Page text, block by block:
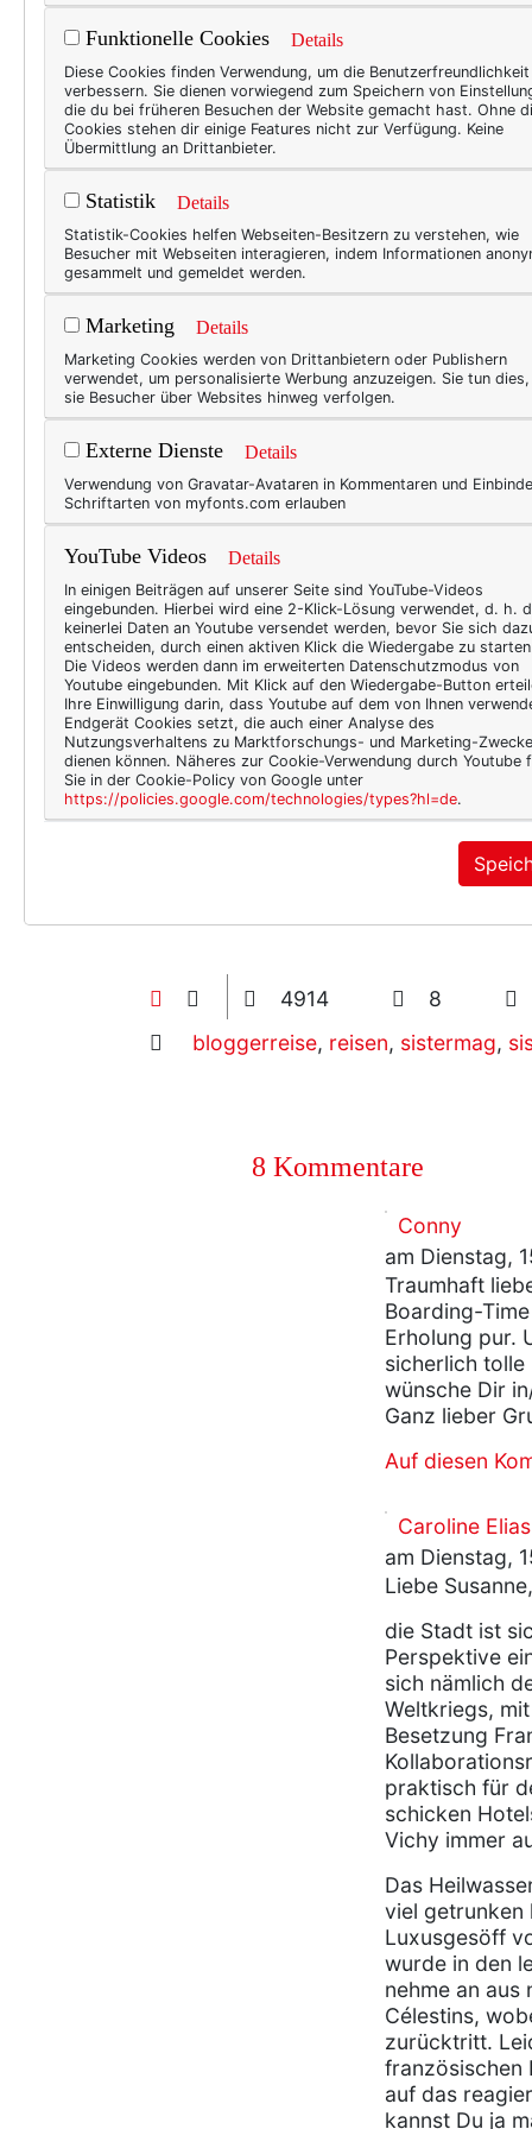
Nach Vichy. Zu VICHY.
DennVICHYist nicht nur die
bedeutendstes Heil- und
Was dann noch alles auf
oxidativer (!!) Lunch ist
Ich freue mich. Sehr. Auf
Schwestern Toni und Thea
4914
8
bloggerreise, reisen, sistermag,
8 Kommentare
Conny
am Dienstag,
Traumhaft
Boarding-
Erholung pur.
sicherlich
wünsche Dir
Ganz lieber
Auf diesen
Caroline Elias
am Dienstag,
Liebe Susanne,
die Stadt ist
Perspektive
sich nämlich
Weltkriegs,
Besetzung
praktisch für
schicken
Vichy immer
Das
viel getrunken
Luxusgesöff
wurde in den
nehme an aus
Célestins,
zurücktritt.
französischen
auf das
kannst Du ja
Funktionelle Cookies Details
Diese Cookies finden Verwendung, um die
verbessern. Sie dienen vorwiegend zum Speichern von
die du bei früheren Besuchen der Website gemacht hast. Ohne
Cookies stehen dir einige Features nicht zur Verfügung. Keine
Übermittlung an Drittanbieter.
Statistik Details
Statistik-Cookies helfen Webseiten-Besitzern zu verstehen, wie
Besucher mit Webseiten interagieren, indem Informationen
gesammelt und gemeldet werden.
Marketing Details
Marketing Cookies werden von Drittanbietern oder Publishern
verwendet, um personalisierte Werbung anzuzeigen. Sie tun
sie Besucher über Websites hinweg verfolgen.
Externe Dienste Details
Verwendung von Gravatar-Avataren in Kommentaren und
Schriftarten von myfonts.com erlauben
YouTube Videos Details
In einigen Beiträgen auf unserer Seite sind YouTube-Videos
eingebunden. Hierbei wird eine 2-Klick-Lösung verwendet, d. h.
keinerlei Daten an Youtube versendet werden, bevor Sie sich
entscheiden, durch einen aktiven Klick die Wiedergabe zu
Die Videos werden dann im erweiterten Datenschutzmodus von
Youtube eingebunden. Mit Klick auf den Wiedergabe-Button
Ihre Einwilligung darin, dass Youtube auf dem von Ihnen
Endgerät Cookies setzt, die auch einer Analyse des
Nutzungsverhaltens zu Marktforschungs- und Marketing-
dienen können. Näheres zur Cookie-Verwendung durch Youtube
Sie in der Cookie-Policy von Google unter
https://policies.google.com/technologies/types?hl=de.